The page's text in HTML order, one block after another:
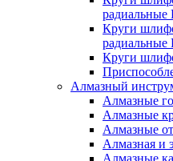
Круги
Круги
Алмазный
Алмазные
Алмазные
Алмазные
Алмазная и
Алмазные